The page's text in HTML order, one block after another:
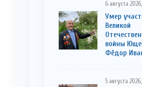
6 августа
Умер
Великой
войны
Фёдор
5 августа 2026,